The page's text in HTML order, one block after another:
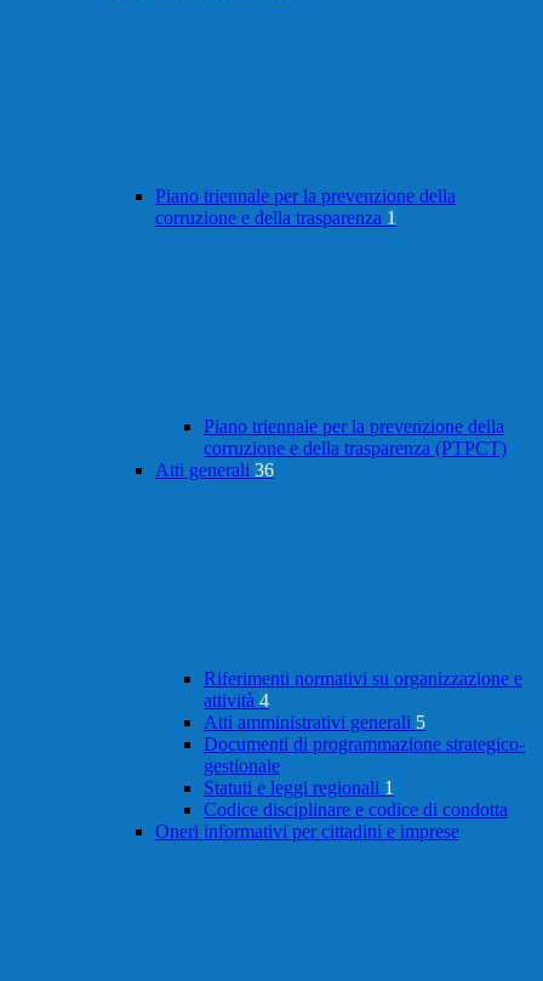
Piano triennale per la prevenzione della
corruzione e della trasparenza 1
Piano triennale per la prevenzione della
corruzione e della trasparenza (PTPCT)
Atti generali 36
Riferimenti normativi su organizzazione e
attività 4
Atti amministrativi generali 5
Documenti di programmazione strategico-
gestionale
Statuti e leggi regionali 1
Codice disciplinare e codice di condotta
Oneri informativi per cittadini e imprese